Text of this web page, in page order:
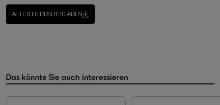
ALLES HERUNTERLADEN
Das könnte Sie auch interessieren